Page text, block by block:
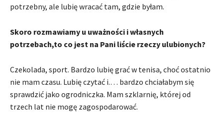
potrzebny, ale lubię wracać tam, gdzie byłam.
Skoro rozmawiamy u uważności i własnych
potrzebach,to co jest na Pani liście rzeczy ulubionych?
Czekolada, sport. Bardzo lubię grać w tenisa, choć ostatnio
nie mam czasu. Lubię czytać i.… bardzo chciałabym się
sprawdzić jako ogrodniczka. Mam szklarnię, której od
trzech lat nie mogę zagospodarować.